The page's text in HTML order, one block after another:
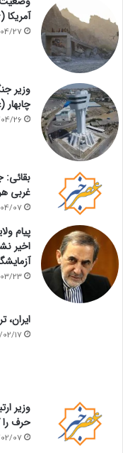
27
وزیر
26
غربی
07
پیام
اخیر
23
ایران،
02/17
وزیر
حرف را
07